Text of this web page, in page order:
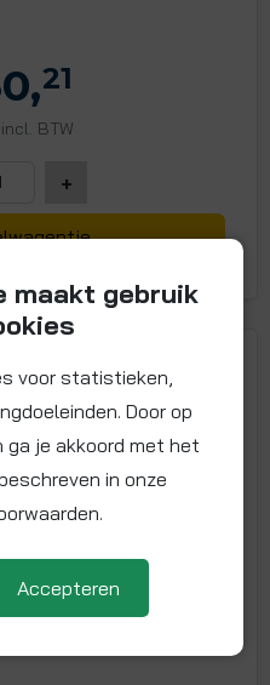
21
BTW
+
wit, rol van
maakt gebruik
voor statistieken,
Door op
je akkoord met het
in onze
Accepteren